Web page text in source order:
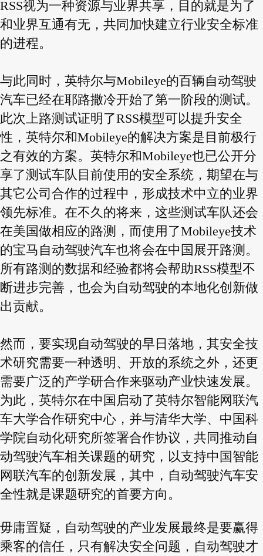
RSS视为一种资源与业界共享，目的就是为了
和业界互通有无，共同加快建立行业安全标准
的进程。
与此同时，英特尔与Mobileye的百辆自动驾驶
汽车已经在耶路撒冷开始了第一阶段的测试。
此次上路测试证明了RSS模型可以提升安全
性，英特尔和Mobileye的解决方案是目前极行
之有效的方案。英特尔和Mobileye也已公开分
享了测试车队目前使用的安全系统，期望在与
其它公司合作的过程中，形成技术中立的业界
领先标准。在不久的将来，这些测试车队还会
在美国做相应的路测，而使用了Mobileye技术
的宝马自动驾驶汽车也将会在中国展开路测。
所有路测的数据和经验都将会帮助RSS模型不
断进步完善，也会为自动驾驶的本地化创新做
出贡献。
然而，要实现自动驾驶的早日落地，其安全技
术研究需要一种透明、开放的系统之外，还更
需要广泛的产学研合作来驱动产业快速发展。
为此，英特尔在中国启动了英特尔智能网联汽
车大学合作研究中心，并与清华大学、中国科
学院自动化研究所签署合作协议，共同推动自
动驾驶汽车相关课题的研究，以支持中国智能
网联汽车的创新发展，其中，自动驾驶汽车安
全性就是课题研究的首要方向。
毋庸置疑，自动驾驶的产业发展最终是要赢得
乘客的信任，只有解决安全问题，自动驾驶才